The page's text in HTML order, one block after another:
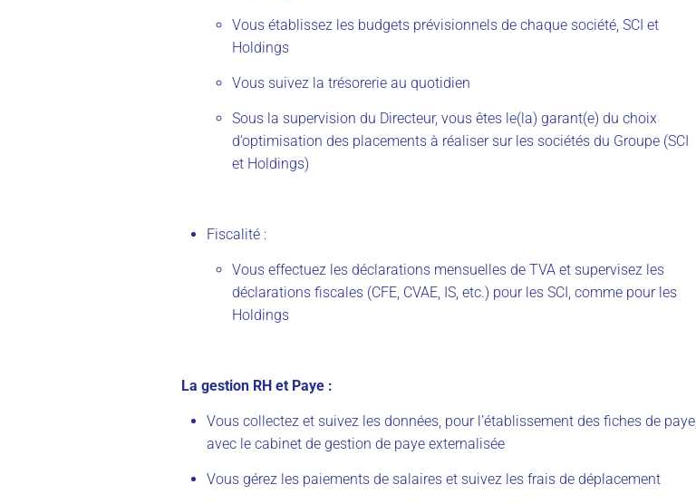
Vous établissez les budgets prévisionnels de chaque société, SCI et
Holdings
Vous suivez la trésorerie au quotidien
Sous la supervision du Directeur, vous êtes le(la) garant(e) du choix
d’optimisation des placements à réaliser sur les sociétés du Groupe (SCI
et Holdings)
Fiscalité :
Vous effectuez les déclarations mensuelles de TVA et supervisez les
déclarations fiscales (CFE, CVAE, IS, etc.) pour les SCI, comme pour les
Holdings
La gestion RH et Paye :
Vous collectez et suivez les données, pour l’établissement des fiches de paye,
avec le cabinet de gestion de paye externalisée
Vous gérez les paiements de salaires et suivez les frais de déplacement